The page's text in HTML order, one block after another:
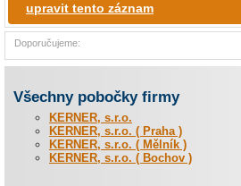
upravit tento záznam
Doporučujeme:
Všechny pobočky firmy
KERNER, s.r.o.
KERNER, s.r.o. ( Praha )
KERNER, s.r.o. ( Mělník )
KERNER, s.r.o. ( Bochov )